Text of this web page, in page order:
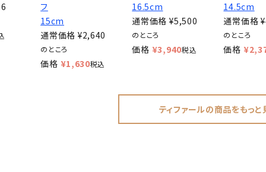
フ
15cm
通常価格 ¥2,640
のところ
価格 ¥1,630税込
16.5cm
通常価格 ¥5,500
のところ
価格 ¥3,940税込
14.5cm
通常価格 ¥
のところ
価格 ¥
ティファールの商品をもっと